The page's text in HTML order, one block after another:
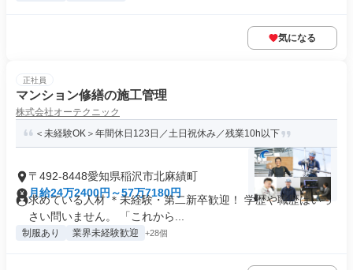
気になる
正社員
マンション修繕の施工管理
株式会社オーテクニック
＜未経験OK＞年間休日123日／土日祝休み／残業10h以下
〒492-8448愛知県稲沢市北麻績町
月給24万2400円～57万7180円
求めている人材 ＊未経験・第二新卒歓迎！ 学歴や職歴はいっ
さい問いません。 「これから...
制服あり 業界未経験歓迎 +28個